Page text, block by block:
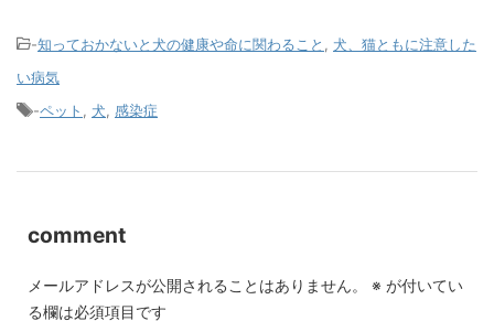
-知っておかないと犬の健康や命に関わること
犬、猫ともに注意した
い病気
-ペット 犬 感染症
comment
メールアドレスが公開されることはありません。 ※ が付いてい
る欄は必須項目です